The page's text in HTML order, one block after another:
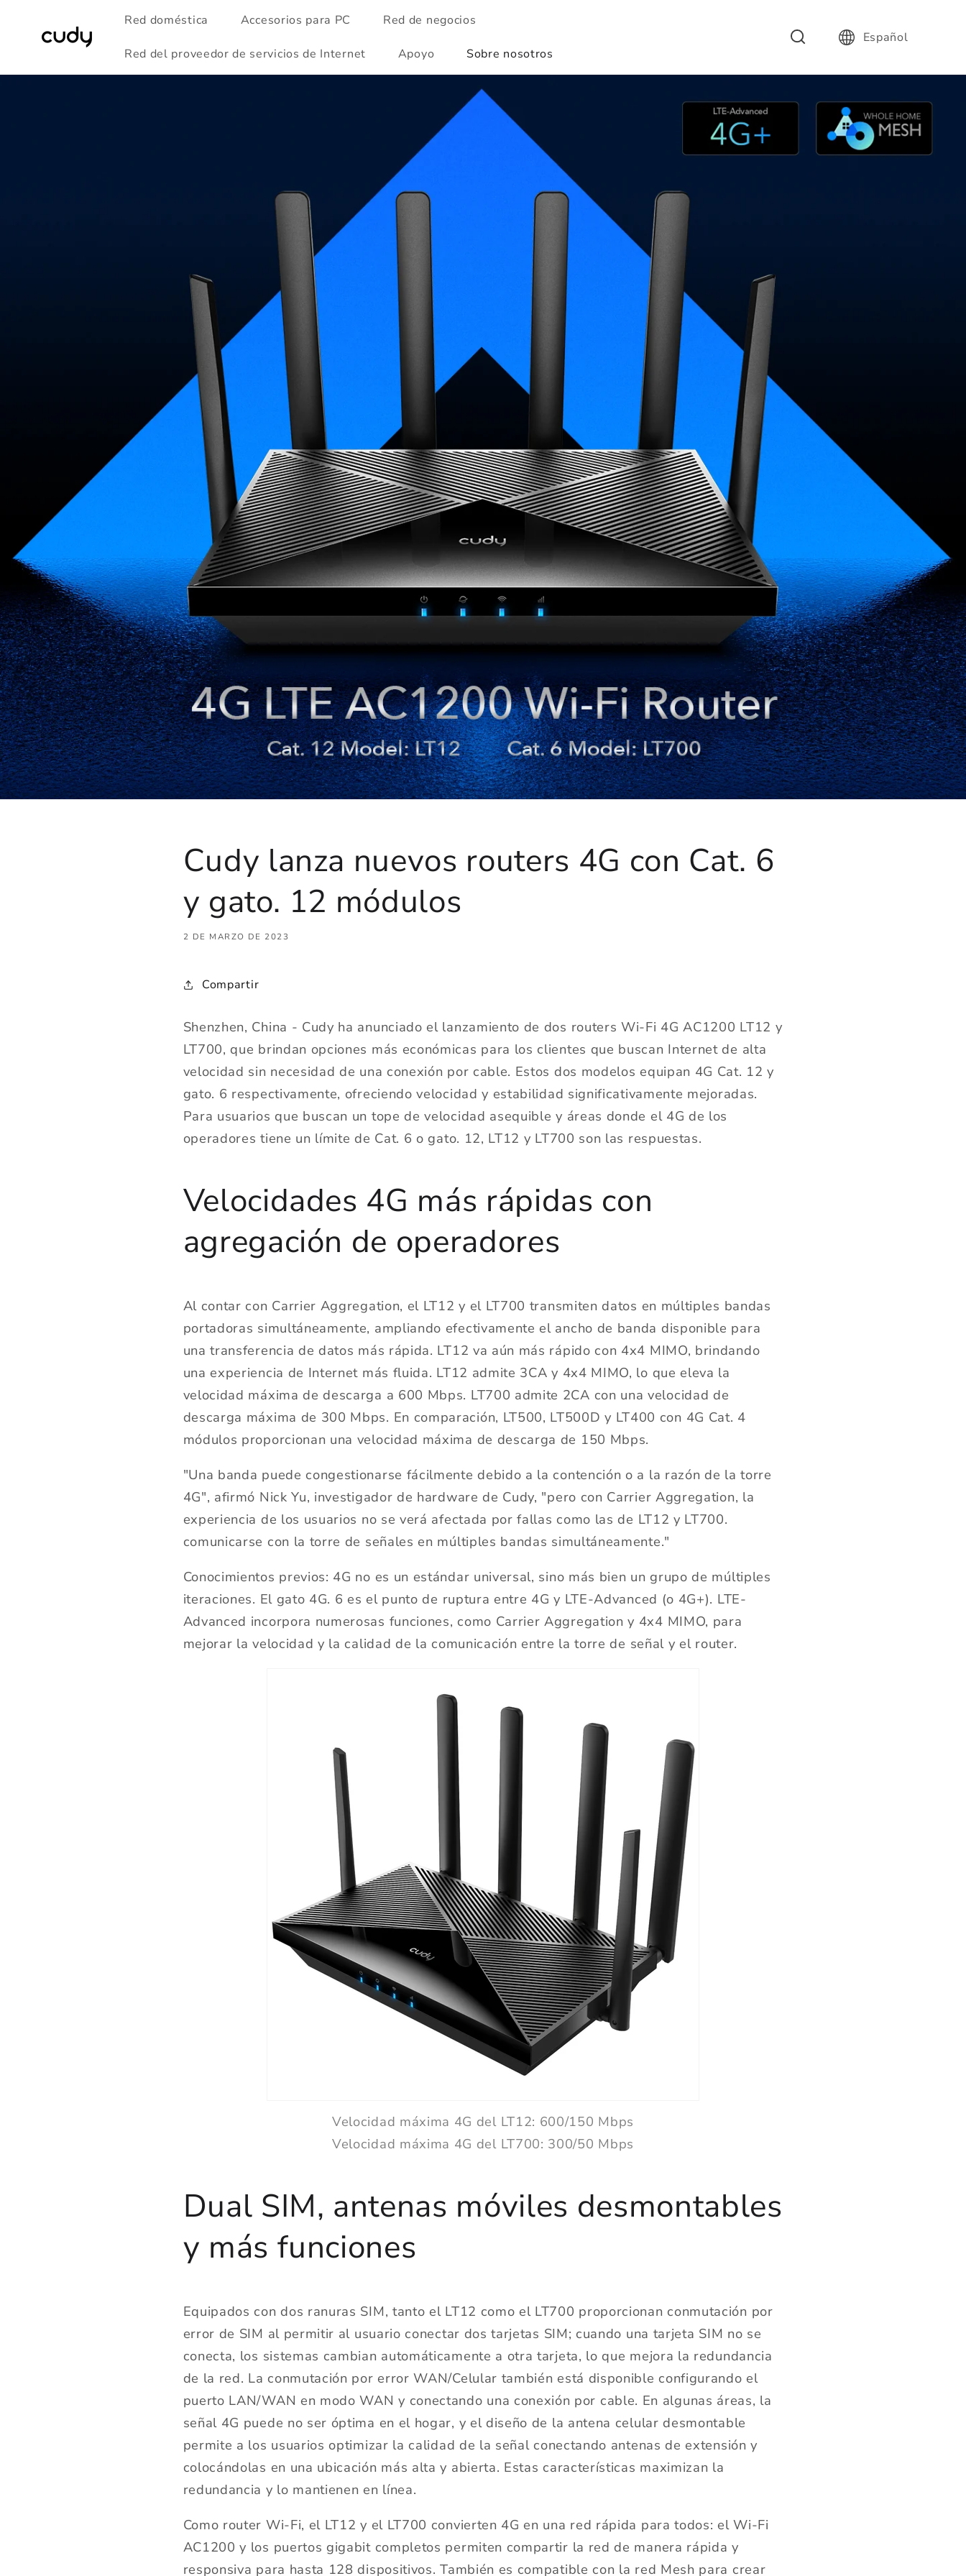
al contenido
Red doméstica Accesorios para PC Red de negocios
Red del proveedor de servicios de Internet Apoyo Sobre nosotros
Español
Cudy lanza nuevos routers 4G con Cat. 6
y gato. 12 módulos
2 DE MARZO DE 2023
Compartir
Shenzhen, China - Cudy ha anunciado el lanzamiento de dos routers Wi-Fi 4G AC1200 LT12 y
LT700, que brindan opciones más económicas para los clientes que buscan Internet de alta
velocidad sin necesidad de una conexión por cable. Estos dos modelos equipan 4G Cat. 12 y
gato. 6 respectivamente, ofreciendo velocidad y estabilidad significativamente mejoradas.
Para usuarios que buscan un tope de velocidad asequible y áreas donde el 4G de los
operadores tiene un límite de Cat. 6 o gato. 12, LT12 y LT700 son las respuestas.
Velocidades 4G más rápidas con
agregación de operadores
Al contar con Carrier Aggregation, el LT12 y el LT700 transmiten datos en múltiples bandas
portadoras simultáneamente, ampliando efectivamente el ancho de banda disponible para
una transferencia de datos más rápida. LT12 va aún más rápido con 4x4 MIMO, brindando
una experiencia de Internet más fluida. LT12 admite 3CA y 4x4 MIMO, lo que eleva la
velocidad máxima de descarga a 600 Mbps. LT700 admite 2CA con una velocidad de
descarga máxima de 300 Mbps. En comparación, LT500, LT500D y LT400 con 4G Cat. 4
módulos proporcionan una velocidad máxima de descarga de 150 Mbps.
"Una banda puede congestionarse fácilmente debido a la contención o a la razón de la torre
4G", afirmó Nick Yu, investigador de hardware de Cudy, "pero con Carrier Aggregation, la
experiencia de los usuarios no se verá afectada por fallas como las de LT12 y LT700.
comunicarse con la torre de señales en múltiples bandas simultáneamente."
Conocimientos previos: 4G no es un estándar universal, sino más bien un grupo de múltiples
iteraciones. El gato 4G. 6 es el punto de ruptura entre 4G y LTE-Advanced (o 4G+). LTE-
Advanced incorpora numerosas funciones, como Carrier Aggregation y 4x4 MIMO, para
mejorar la velocidad y la calidad de la comunicación entre la torre de señal y el router.
Velocidad máxima 4G del LT12: 600/150 Mbps
Velocidad máxima 4G del LT700: 300/50 Mbps
Dual SIM, antenas móviles desmontables
y más funciones
Equipados con dos ranuras SIM, tanto el LT12 como el LT700 proporcionan conmutación por
error de SIM al permitir al usuario conectar dos tarjetas SIM; cuando una tarjeta SIM no se
conecta, los sistemas cambian automáticamente a otra tarjeta, lo que mejora la redundancia
de la red. La conmutación por error WAN/Celular también está disponible configurando el
puerto LAN/WAN en modo WAN y conectando una conexión por cable. En algunas áreas, la
señal 4G puede no ser óptima en el hogar, y el diseño de la antena celular desmontable
permite a los usuarios optimizar la calidad de la señal conectando antenas de extensión y
colocándolas en una ubicación más alta y abierta. Estas características maximizan la
redundancia y lo mantienen en línea.
Como router Wi-Fi, el LT12 y el LT700 convierten 4G en una red rápida para todos: el Wi-Fi
AC1200 y los puertos gigabit completos permiten compartir la red de manera rápida y
responsiva para hasta 128 dispositivos. También es compatible con la red Mesh para crear